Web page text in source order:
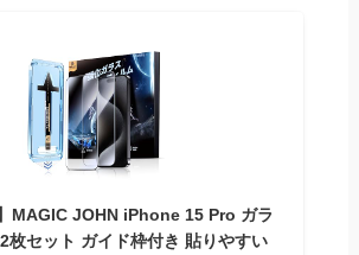
MAGIC JOHN iPhone 15 Pro ガラ
枚セット ガイド枠付き 貼りやすい